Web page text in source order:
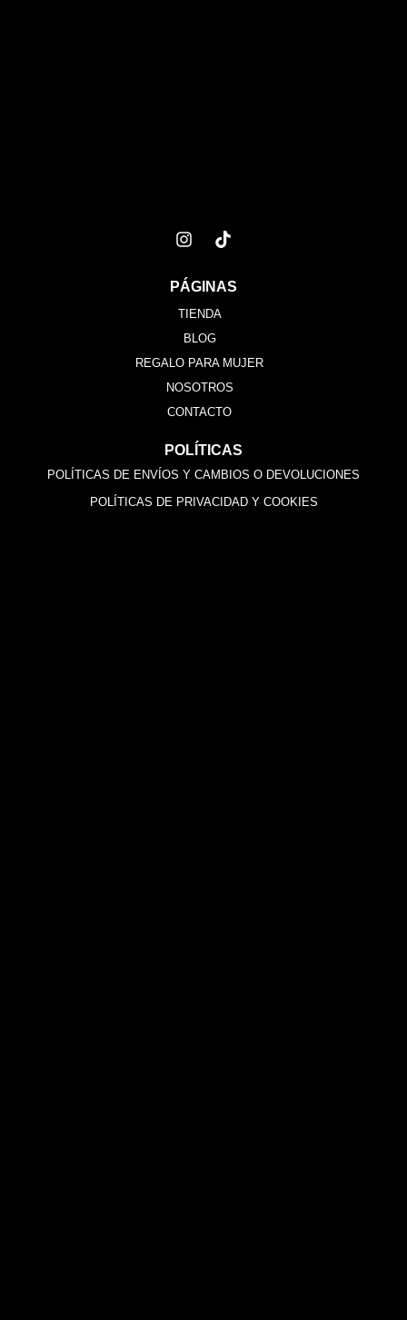
PÁGINAS
TIENDA
BLOG
REGALO PARA MUJER
NOSOTROS
CONTACTO
POLÍTICAS
POLÍTICAS DE ENVÍOS Y CAMBIOS O DEVOLUCIONES
POLÍTICAS DE PRIVACIDAD Y COOKIES